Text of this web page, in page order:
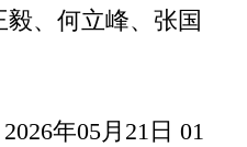
、何立峰、张国
年05月21日 01